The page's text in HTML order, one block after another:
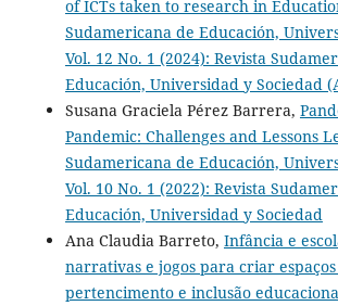
of ICTs taken to research in
Sudamericana de Educación,
Vol. 12 No. 1 (2024): Revista
Educación, Universidad y Sociedad
Susana Graciela Pérez Barrera,
Pandemic: Challenges and Lessons
Sudamericana de Educación,
Vol. 10 No. 1 (2022): Revista
Educación, Universidad y Sociedad
Ana Claudia Barreto, Infância e
narrativas e jogos para criar
pertencimento e inclusão